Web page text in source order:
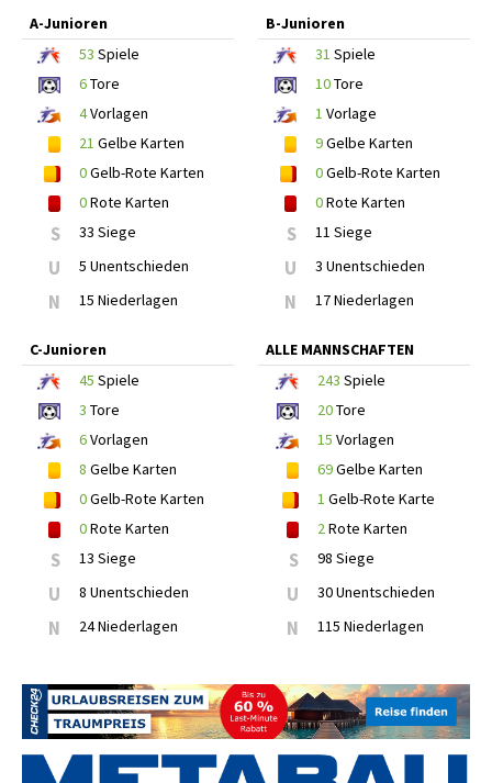
A-Junioren
53 Spiele
6Tore
4Vorlagen
21 Gelbe Karten
0Gelb-Rote Karten
0Rote Karten
S 33 Siege
U 5 Unentschieden
N 15 Niederlagen
B-Junioren
31 Spiele
10Tore
1 Vorlage
9Gelbe Karten
0Gelb-Rote Karten
0Rote Karten
S 11 Siege
U 3 Unentschieden
N 17 Niederlagen
C-Junioren
45 Spiele
3 Tore
6Vorlagen
8 Gelbe Karten
0Gelb-Rote Karten
0Rote Karten
S 13 Siege
U 8 Unentschieden
N 24 Niederlagen
ALLE MANNSCHAFTEN
243 Spiele
20Tore
15 Vorlagen
69Gelbe Karten
1 Gelb-Rote Karte
2Rote Karten
S 98 Siege
U 30 Unentschieden
N 115 Niederlagen